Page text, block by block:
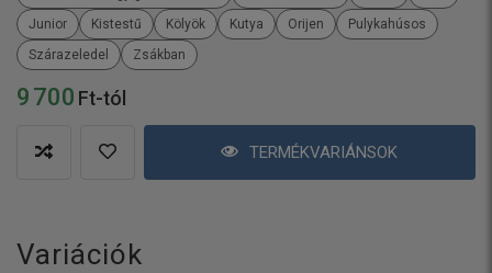
9 700 Ft-tól
TERMÉKVARIÁNSOK
Junior
Kistestű Kölyök Kutya Orijen
Pulykahúsos
Szárazeledel
Zsákban
Variációk